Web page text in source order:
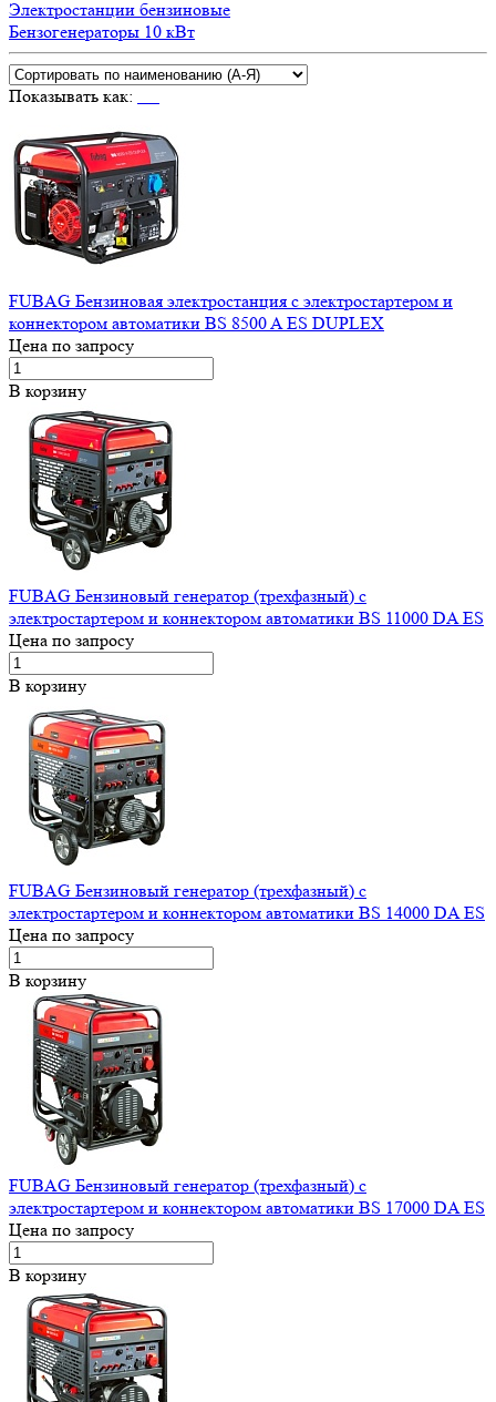
Электростанции бензиновые
Бензогенераторы 10 кВт
Показывать как:
FUBAG Бензиновая электростанция с электростартером и
коннектором автоматики BS 8500 A ES DUPLEX
Цена по запросу
В корзину
FUBAG Бензиновый генератор (трехфазный) с
электростартером и коннектором автоматики BS 11000 DA ES
Цена по запросу
В корзину
FUBAG Бензиновый генератор (трехфазный) с
электростартером и коннектором автоматики BS 14000 DA ES
Цена по запросу
В корзину
FUBAG Бензиновый генератор (трехфазный) с
электростартером и коннектором автоматики BS 17000 DA ES
Цена по запросу
В корзину